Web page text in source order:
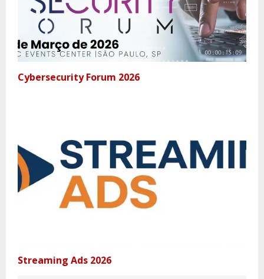
Cybersecurity Forum 2026
Streaming Ads 2026